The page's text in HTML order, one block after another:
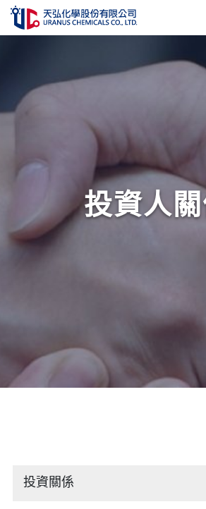
管理認證
人力資源
聯絡我們
投資人
投資關係